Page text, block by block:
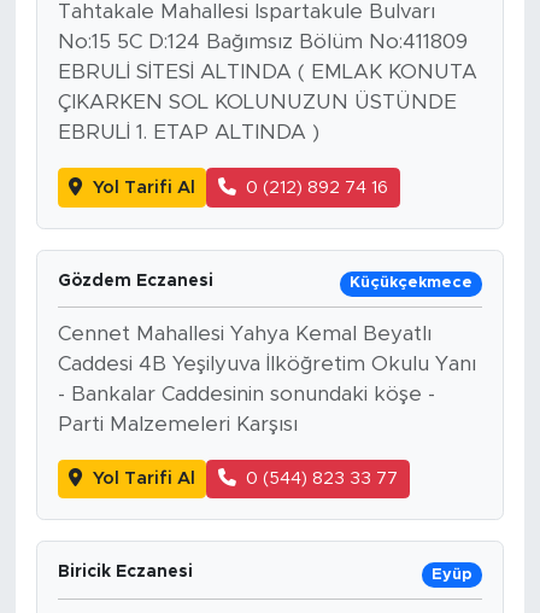
Tahtakale Mahallesi Ispartakule Bulvarı
No:15 5C D:124 Bağımsız Bölüm No:411809
EBRULİ SİTESİ ALTINDA ( EMLAK KONUTA
ÇIKARKEN SOL KOLUNUZUN ÜSTÜNDE
EBRULİ 1. ETAP ALTINDA )
Yol Tarifi Al 0 (212) 892 74 16
Gözdem Eczanesi Küçükçekmece
Cennet Mahallesi Yahya Kemal Beyatlı
Caddesi 4B Yeşilyuva İlköğretim Okulu Yanı
- Bankalar Caddesinin sonundaki köşe -
Parti Malzemeleri Karşısı
Yol Tarifi Al 0 (544) 823 33 77
Biricik Eczanesi Eyüp